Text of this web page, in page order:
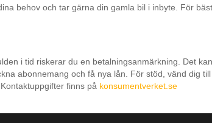
behov och tar gärna din gamla bil i inbyte. För
i tid riskerar du en betalningsanmärkning. Det
abonnemang och få nya lån. För stöd, vänd dig
finns på konsumentverket.se